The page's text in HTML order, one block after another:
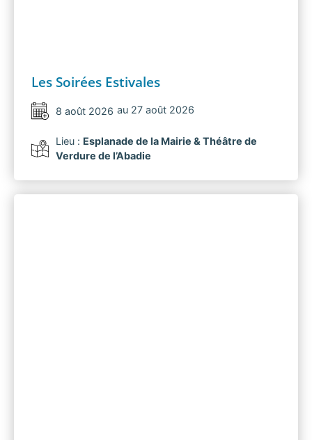
Les Soirées Estivales
8 août 2026 au 27 août 2026
Lieu : Esplanade de la Mairie & Théâtre de
Verdure de l’Abadie